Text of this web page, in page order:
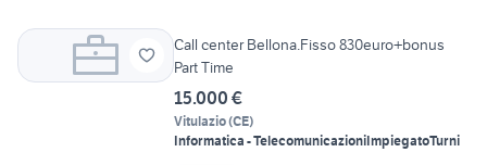
Call center Bellona.Fisso 830euro+bonus
Part Time
15.000 €
Vitulazio(CE)
Informatica - TelecomunicazioniImpiegatoTurni